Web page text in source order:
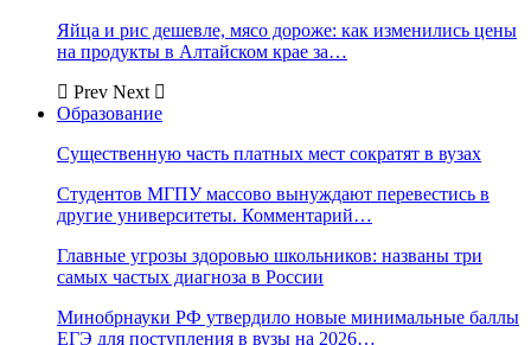
Яйца и рис дешевле, мясо дороже: как изменились цены
на продукты в Алтайском крае за…
Prev Next
Образование
Существенную часть платных мест сократят в вузах
Студентов МГПУ массово вынуждают перевестись в
другие университеты. Комментарий…
Главные угрозы здоровью школьников: названы три
самых частых диагноза в России
Минобрнауки РФ утвердило новые минимальные баллы
ЕГЭ для поступления в вузы на 2026…